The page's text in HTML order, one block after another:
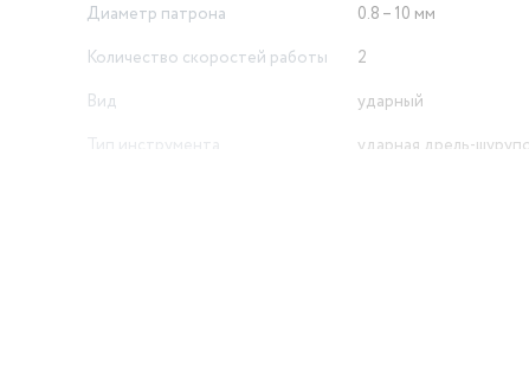
Диаметр патрона
0.8 – 10 мм
Количество скоростей работы
2
Вид
ударный
Тип инструмента
ударная дрель-